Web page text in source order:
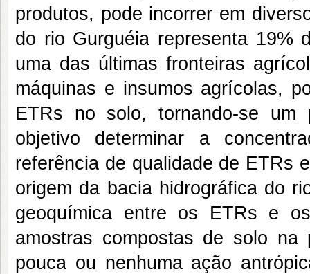
produtos, pode incorrer em
do rio Gurguéia representa 19%
uma das últimas fronteiras
máquinas e insumos agrícolas,
ETRs no solo, tornando-se um
objetivo determinar a
referência de qualidade de ETRs
origem da bacia hidrográfica do
geoquímica entre os ETRs e
amostras compostas de solo
pouca ou nenhuma ação